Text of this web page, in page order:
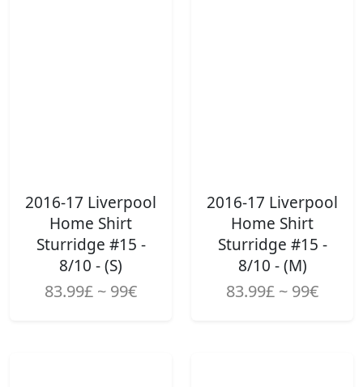
2016-17 Liverpool
Home Shirt
Sturridge #15 -
8/10 - (S)
83.99£ ~ 99€
2016-17 Liverpool
Home Shirt
Sturridge #15 -
8/10 - (M)
83.99£ ~ 99€